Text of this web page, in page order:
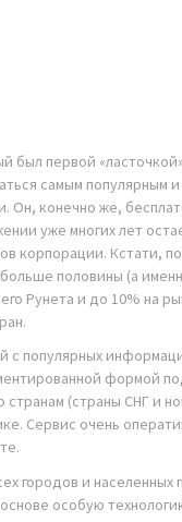
был первой
самым популярным
Он, конечно же,
уже многих лет
корпорации. Кстати,
половины (а
Рунета и до 10% на
с популярных
формой
странам (страны СНГ и
Сервис очень
городов и населенных
особую